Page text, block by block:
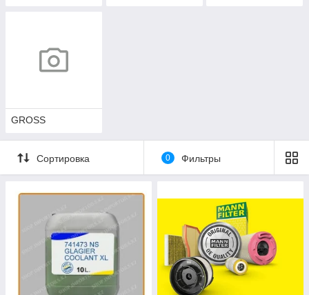
GROSS
Сортировка 0 Фильтры